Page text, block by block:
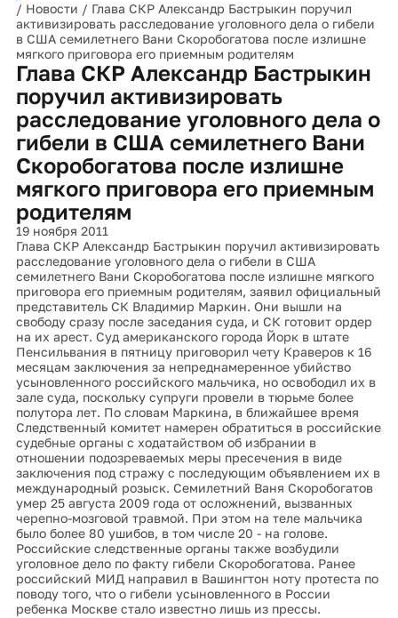
/ Новости / Глава СКР Александр Бастрыкин поручил
активизировать расследование уголовного дела о гибели
в США семилетнего Вани Скоробогатова после излишне
мягкого приговора его приемным родителям
Глава СКР Александр Бастрыкин
поручил активизировать
расследование уголовного дела о
гибели в США семилетнего Вани
Скоробогатова после излишне
мягкого приговора его приемным
родителям
19 ноября 2011
Глава СКР Александр Бастрыкин поручил активизировать
расследование уголовного дела о гибели в США
семилетнего Вани Скоробогатова после излишне мягкого
приговора его приемным родителям, заявил официальный
представитель СК Владимир Маркин. Они вышли на
свободу сразу после заседания суда, и СК готовит ордер
на их арест. Суд американского города Йорк в штате
Пенсильвания в пятницу приговорил чету Краверов к 16
месяцам заключения за непреднамеренное убийство
усыновленного российского мальчика, но освободил их в
зале суда, поскольку супруги провели в тюрьме более
полутора лет. По словам Маркина, в ближайшее время
Следственный комитет намерен обратиться в российские
судебные органы с ходатайством об избрании в
отношении подозреваемых меры пресечения в виде
заключения под стражу с последующим объявлением их в
международный розыск. Семилетний Ваня Скоробогатов
умер 25 августа 2009 года от осложнений, вызванных
черепно-мозговой травмой. При этом на теле мальчика
было более 80 ушибов, в том числе 20 - на голове.
Российские следственные органы также возбудили
уголовное дело по факту гибели Скоробогатова. Ранее
российский МИД направил в Вашингтон ноту протеста по
поводу того, что о гибели усыновленного в России
ребенка Москве стало известно лишь из прессы.